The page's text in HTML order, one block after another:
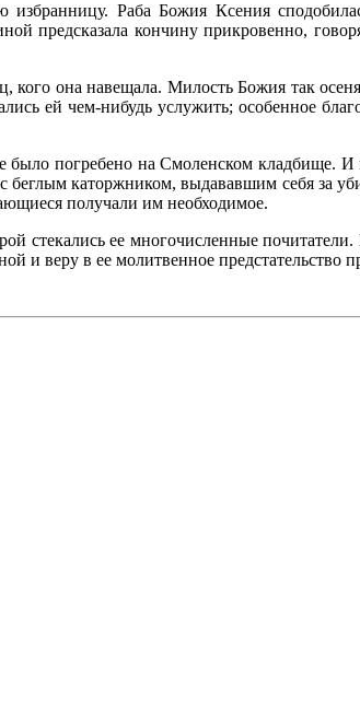
Раба Божия Ксения
предсказала кончину прикровенно,
она навещала. Милость Божия так
ей чем-нибудь услужить; особенное
погребено на Смоленском кладбище.
каторжником, выдававшим себя за
получали им необходимое.
стекались ее многочисленные
и веру в ее молитвенное предстательство